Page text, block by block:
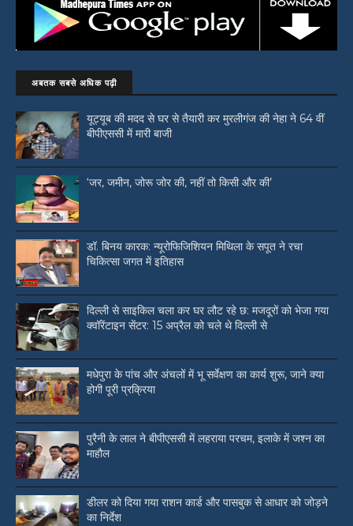
अबतक सबसे अधिक पढ़ी
यूट्यूब की मदद से घर से तैयारी कर मुरलीगंज की नेहा ने 64 वीं
बीपीएससी में मारी बाजी
‘जर, जमीन, जोरू जोर की, नहीं तो किसी और की’
डॉ. बिनय कारक: न्यूरोफिजिशियन मिथिला के सपूत ने रचा
चिकित्सा जगत में इतिहास
दिल्ली से साइकिल चला कर घर लौट रहे छ: मजदूरों को भेजा गया
क्वॉरेंटाइन सेंटर: 15 अप्रैल को चले थे दिल्ली से
मधेपुरा के पांच और अंचलों में भू सर्वेक्षण का कार्य शुरू, जाने क्या
होगी पूरी प्रक्रिया
पुरैनी के लाल ने बीपीएससी में लहराया परचम, इलाके में जश्न का
माहौल
डीलर को दिया गया राशन कार्ड और पासबुक से आधार को जोड़ने
का निर्देश